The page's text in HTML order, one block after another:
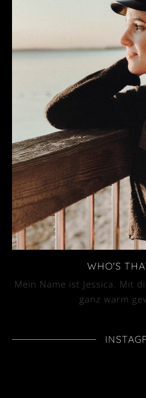
WHO'S
Mein Name ist Jessica. Mit
ganz warm